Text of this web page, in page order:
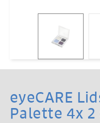
eyeCARE
Palette 4x 2